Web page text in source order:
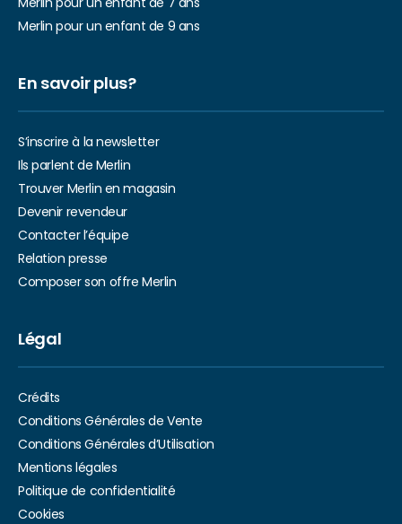
Merlin pour un enfant de 9 ans
En savoir plus?
S’inscrire à la newsletter
Ils parlent de Merlin
Trouver Merlin en magasin
Devenir revendeur
Contacter l’équipe
Relation presse
Composer son offre Merlin
Légal
Crédits
Conditions Générales de Vente
Conditions Générales d’Utilisation
Mentions légales
Politique de confidentialité
Cookies